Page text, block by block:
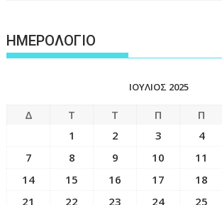
ΗΜΕΡΟΛΟΓΙΟ
ΙΟΎΛΙΟΣ 2025
Δ Τ Τ Π Π
1
2 3 4
7
8 9 10 11
14
15 16 17 18
21
22 23 24 25